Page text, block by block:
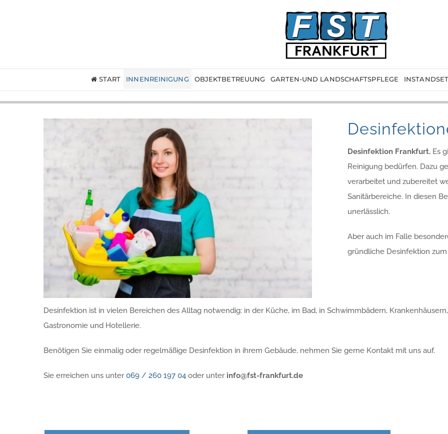
START INNENREINIGUNG OBJEKTBETREUUNG GARTEN-UND LANDSCHAFTSPFLEGE
Desinfektion Frankfurt. Es
Reinigung bedürfen. Dazu
verarbeitet und zubereitet
Sanitärbereiche. In diesen
unerlässlich.
Aber auch im Falle
gründliche Desinfektion
Desinfektion ist in vielen Bereichen des Alltag notwendig: in der Küche, im Bad, in Schwimmbädern,
Gastronomie und Hotellerie.
Benötigen Sie einmalig oder regelmäßige Desinfektion in ihrem Gebäude, nehmen Sie gerne Kontakt mit uns auf.
Sie erreichen uns unter069 / 260 197 04 oder unter info@fst-frankfurt.de